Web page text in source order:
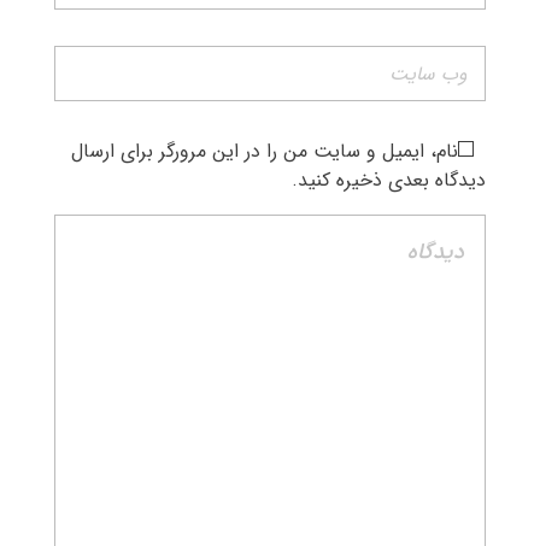
نام، ایمیل و سایت من را در این مرورگر برای ارسال
دیدگاه بعدی ذخیره کنید.